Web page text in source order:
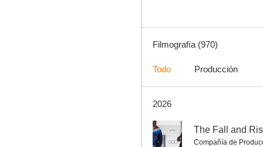
Filmografía (970)
Todo Producción
2026
-- The Fall and
Compañía de